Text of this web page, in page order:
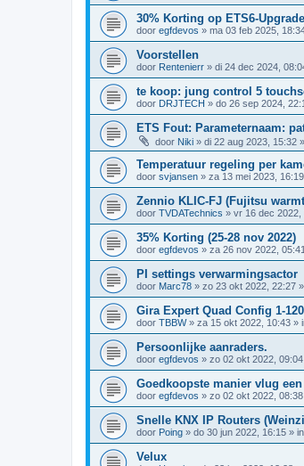
30% Korting op ETS6-
door egfdevos » ma 03 feb 2025,
Voorstellen
door Rentenierr » di 24 dec 2024,
te koop: jung control 5
door DRJTECH » do 26 sep 2024,
ETS Fout: Parameternaam:
door Niki » di 22 aug 2023, 15:32
Temperatuur regeling per
door svjansen » za 13 mei 2023, 16:19
Zennio KLIC-FJ (Fujitsu
door TVDATechnics » vr 16 dec 2022,
35% Korting (25-28 nov 2022)
door egfdevos » za 26 nov 2022, 05:41
PI settings verwarmingsactor
door Marc78 » zo 23 okt 2022, 22:27
Gira Expert Quad Config 1-
door TBBW» za 15 okt 2022, 10:43 »
Persoonlijke aanraders.
door egfdevos » zo 02 okt 2022, 09:04
Goedkoopste manier vlug
door egfdevos » zo 02 okt 2022, 08:38
Snelle KNX IP Routers
door Poing » do 30 jun 2022, 16:15 » in
Velux